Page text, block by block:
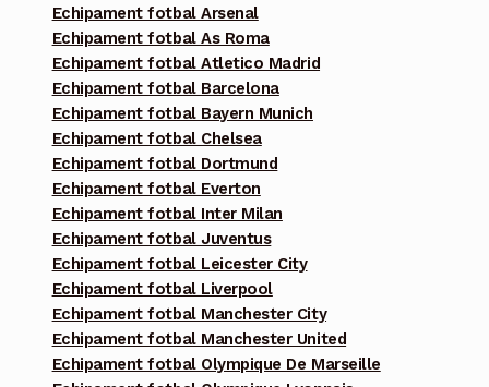
Echipament fotbal Arsenal
Echipament fotbal As Roma
Echipament fotbal Atletico Madrid
Echipament fotbal Barcelona
Echipament fotbal Bayern Munich
Echipament fotbal Chelsea
Echipament fotbal Dortmund
Echipament fotbal Everton
Echipament fotbal Inter Milan
Echipament fotbal Juventus
Echipament fotbal Leicester City
Echipament fotbal Liverpool
Echipament fotbal Manchester City
Echipament fotbal Manchester United
Echipament fotbal Olympique De Marseille